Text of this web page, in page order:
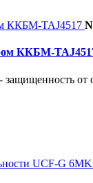
ККБМ-
защищенность от